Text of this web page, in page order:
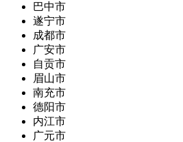
巴中市
遂宁市
成都市
广安市
自贡市
眉山市
南充市
德阳市
内江市
广元市